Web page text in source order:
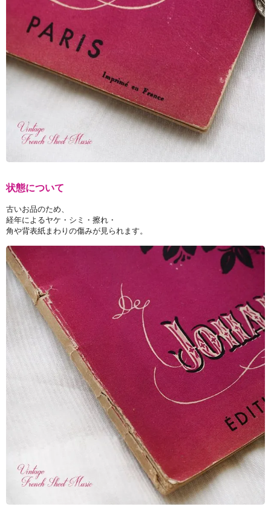
状態について
古いお品のため、
経年によるヤケ・シミ・擦れ・
角や背表紙まわりの傷みが見られます。